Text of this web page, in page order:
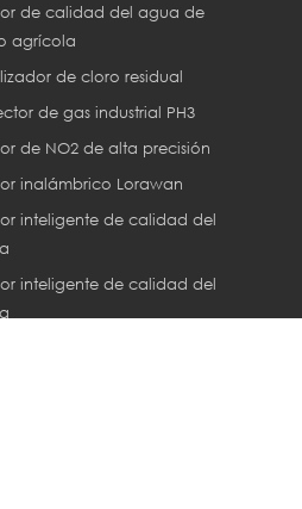
de calidad del agua de
agrícola
de cloro residual
de gas industrial PH3
de NO2 de alta precisión
inalámbrico Lorawan
inteligente de calidad del
inteligente de calidad del